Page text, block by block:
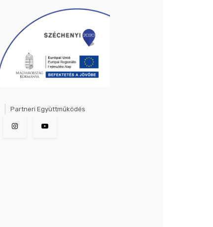
Partneri Együttműködés